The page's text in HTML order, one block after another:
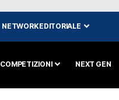
NETWORK EDITORIALE
COMPETIZIONI NEXT GEN